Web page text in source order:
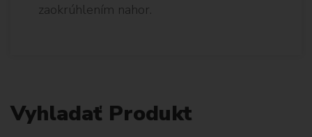
zaokrúhlením nahor.
Vyhladať Produkt